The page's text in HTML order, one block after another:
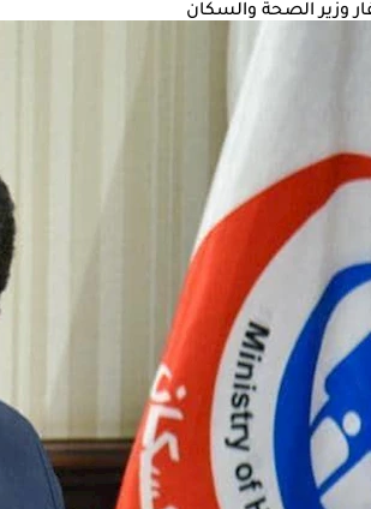
وزير الصحة والسكان
القائمة الرسمية لمدارس
سنوات بمصروفات - المعتمدة في مختلف
الجهة الوحيدة المخولة بإصدار أوامر